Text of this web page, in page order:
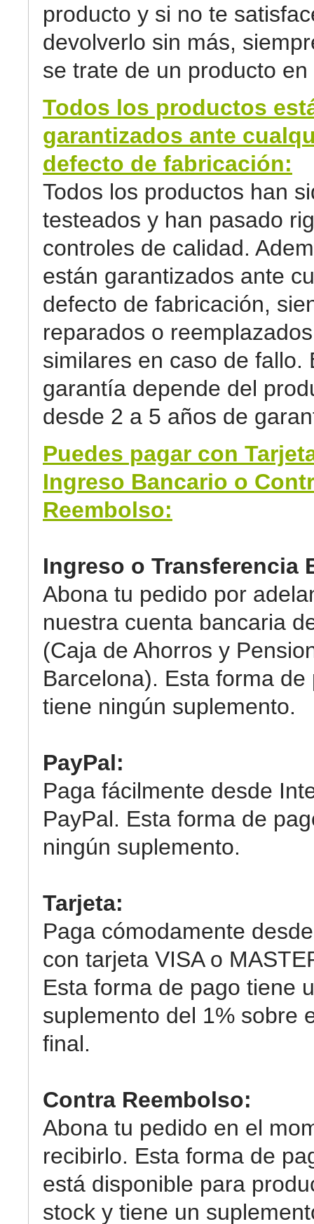
producto y si no te
devolverlo sin más,
se trate de un producto en
Todos los productos
garantizados ante
defecto de fabricación:
Todos los productos han
testeados y han pasado
controles de calidad.
están garantizados ante
defecto de fabricación,
reparados o
similares en caso de fallo.
garantía depende del
desde 2 a 5 años de
Puedes pagar con
Ingreso Bancario o
Reembolso:
Ingreso o Transferencia
Abona tu pedido por
nuestra cuenta bancaria
(Caja de Ahorros y
Barcelona). Esta forma de
tiene ningún suplemento.
PayPal:
Paga fácilmente desde
PayPal. Esta forma de
ningún suplemento.
Tarjeta:
Paga cómodamente
con tarjeta VISA o
Esta forma de pago tiene
suplemento del 1% sobre
final.
Contra Reembolso:
Abona tu pedido en el
recibirlo. Esta forma de
está disponible para
stock y tiene un